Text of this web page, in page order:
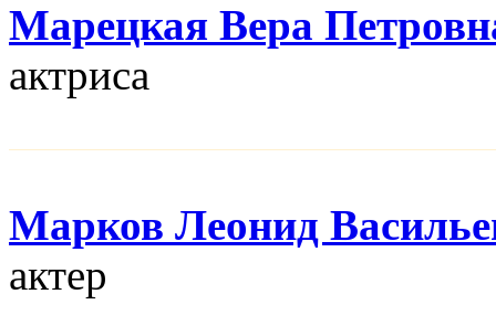
Марецкая Вера
актриса
Марков Леонид
актер